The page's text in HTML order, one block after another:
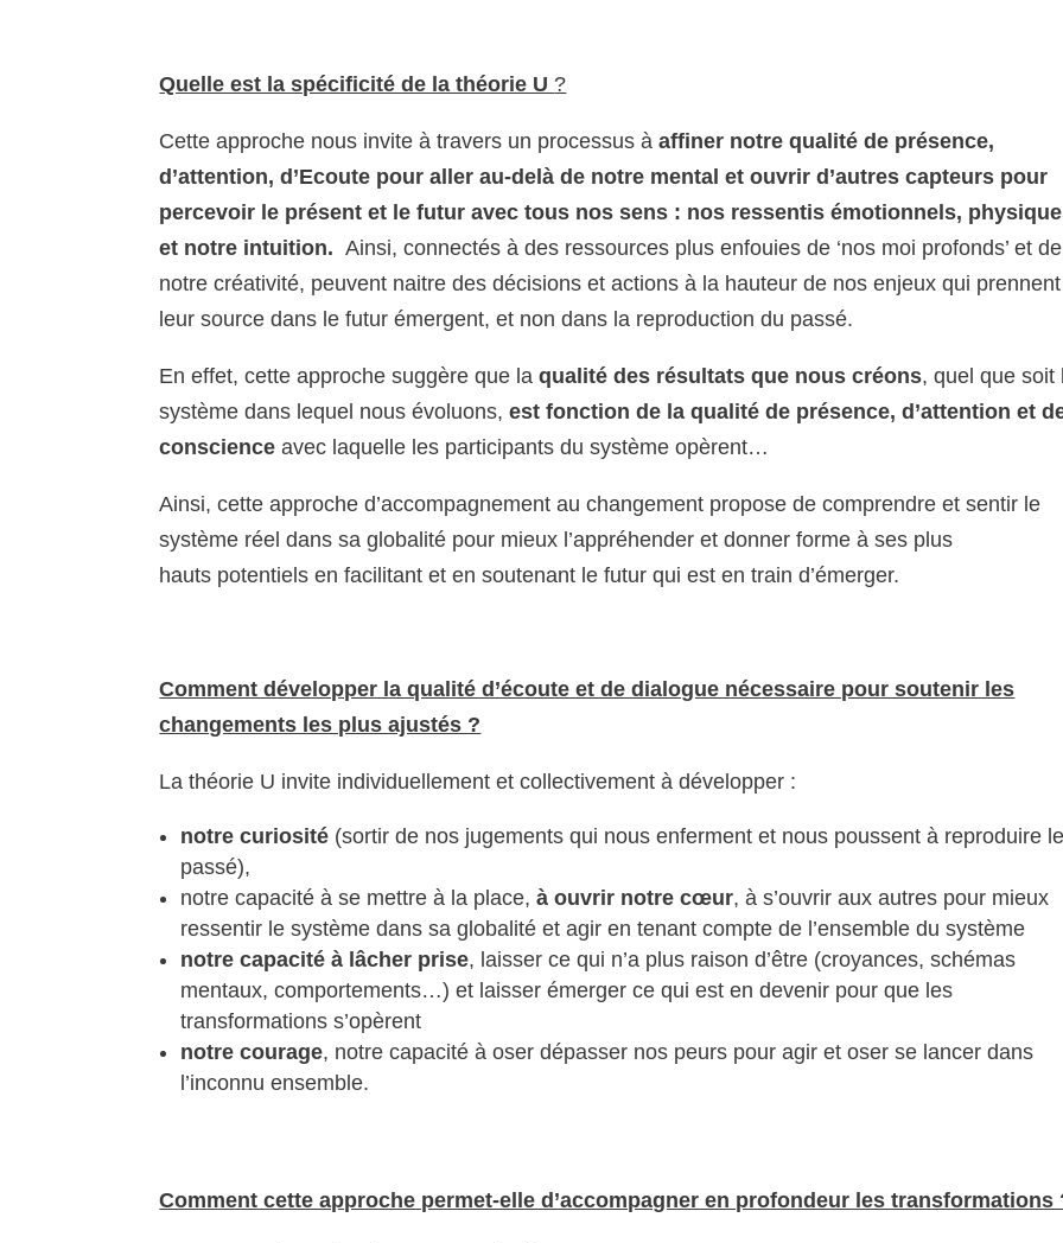
Quelle est la spécificité de la théorie U ?
Cette approche nous invite à travers un processus àaffiner notre qualité de présence,
d’attention, d’Ecoute pour aller au-delà de notre mental et ouvrir d’autres capteurs pour
percevoir le présent et le futur avec tous nos sens : nos ressentis émotionnels,
et notre intuition.Ainsi, connectés à des ressources plus enfouies de ‘nos moi profonds’ et de
notre créativité, peuvent naitre des décisions et actions à la hauteur de nos enjeux qui prennent
leur source dans le futur émergent, et non dans la reproduction du passé.
En effet, cette approche suggère que laqualité des résultats que nous créons, quel que soit
système dans lequel nous évoluons,est fonction de la qualité de présence, d’attention et
conscience avec laquelle les participants du système opèrent…
Ainsi, cette approche d’accompagnement au changement propose de comprendre et sentir le
système réel dans sa globalité pour mieux l’appréhender et donner forme à ses plus
hauts potentiels en facilitant et en soutenant le futur qui est en train d’émerger.
Comment développer la qualité d’écoute et de dialogue nécessaire pour soutenir les
changements les plus ajustés ?
La théorie U invite individuellement et collectivement à développer :
notre curiosité (sortir de nos jugements qui nous enferment et nous poussent à reproduire
passé),
notre capacité à se mettre à la place,à ouvrir notre cœur, à s’ouvrir aux autres pour mieux
ressentir le système dans sa globalité et agir en tenant compte de l’ensemble du système
notre capacité à lâcher prise, laisser ce qui n’a plus raison d’être (croyances, schémas
mentaux, comportements…) et laisser émerger ce qui est en devenir pour que les
transformations s’opèrent
notre courage, notre capacité à oser dépasser nos peurs pour agir et oser se lancer dans
l’inconnu ensemble.
Comment cette approche permet-elle d’accompagner en profondeur les transformations